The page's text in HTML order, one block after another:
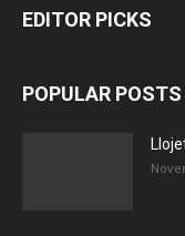
EDITOR PICKS
POPULAR POSTS